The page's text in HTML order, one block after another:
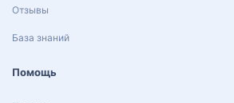
Отзывы
База знаний
Помощь